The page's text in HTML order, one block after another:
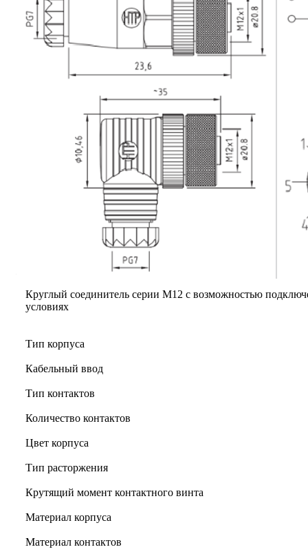
Круглый соединитель серии M12 с возможностью
условиях
Тип корпуса
Кабельный ввод
Тип контактов
Количество контактов
Цвет корпуса
Тип расторжения
Крутящий момент контактного винта
Материал корпуса
Материал контактов